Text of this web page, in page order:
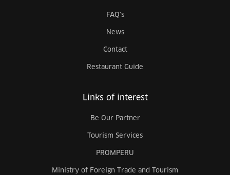
FAQ's
News
Contact
Restaurant Guide
Links of interest
Be Our Partner
Tourism Services
PROMPERU
Ministry of Foreign Trade and Tourism